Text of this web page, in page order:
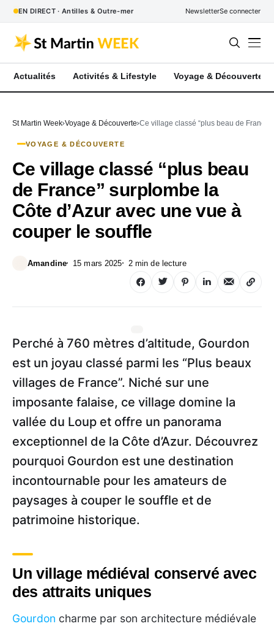
EN DIRECT · Antilles & Outre-mer NewsletterSe connecter
Actualités Activités & Lifestyle Voyage & Découverte
St Martin Week Voyage & Découverte Ce village classé “plus beau de
VOYAGE & DÉCOUVERTE
Ce village classé “plus beau
de France” surplombe la
Côte d’Azur avec une vue à
couper le souffle
Amandine 15 mars 2025 2 min de lecture
Perché à 760 mètres d’altitude, Gourdon
est un joyau classé parmi les “Plus beaux
villages de France”. Niché sur une
imposante falaise, ce village domine la
vallée du Loup et offre un panorama
exceptionnel de la Côte d’Azur. Découvrez
pourquoi Gourdon est une destination
incontournable pour les amateurs de
paysages à couper le souffle et de
patrimoine historique.
Un village médiéval conservé avec
des attraits uniques
Gourdon charme par son architecture médiévale